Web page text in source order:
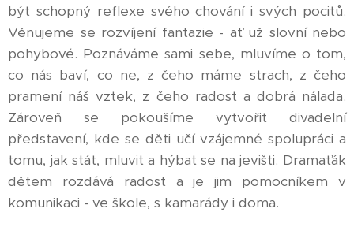
být schopný reflexe svého chování i svých pocitů.
Věnujeme se rozvíjení fantazie - ať už slovní nebo
pohybové. Poznáváme sami sebe, mluvíme o tom,
co nás baví, co ne, z čeho máme strach, z čeho
pramení náš vztek, z čeho radost a dobrá nálada.
Zároveň se pokoušíme vytvořit divadelní
představení, kde se děti učí vzájemné spolupráci a
tomu, jak stát, mluvit a hýbat se na jevišti. Dramaťák
dětem rozdává radost a je jim pomocníkem v
komunikaci - ve škole, s kamarády i doma.